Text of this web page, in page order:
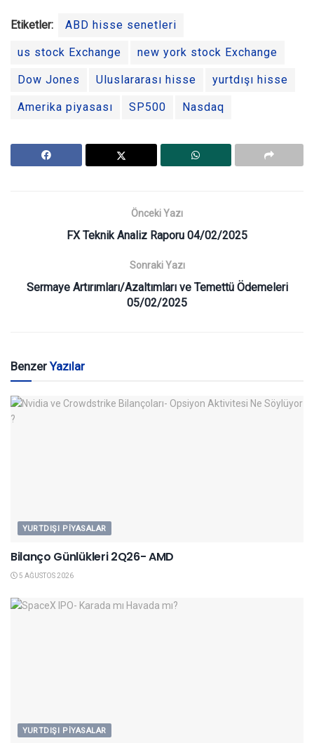
Etiketler: ABD hisse senetleri
us stock Exchange new york stock Exchange
Dow Jones Uluslararası hisse yurtdışı hisse
Amerika piyasası SP500 Nasdaq
Önceki Yazı
FX Teknik Analiz Raporu 04/02/2025
Sonraki Yazı
Sermaye Artırımları/Azaltımları ve Temettü Ödemeleri
05/02/2025
BenzerYazılar
YURTDIŞI PIYASALAR
Bilanço Günlükleri 2Q26- AMD
5 AĞUSTOS 2026
YURTDIŞI PIYASALAR